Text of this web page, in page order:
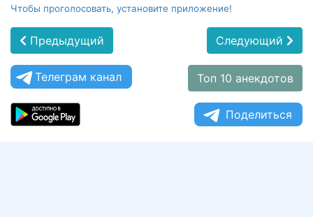
Чтобы проголосовать, установите приложение!
Предыдущий Следующий
Телеграм канал Топ 10 анекдотов
Поделиться